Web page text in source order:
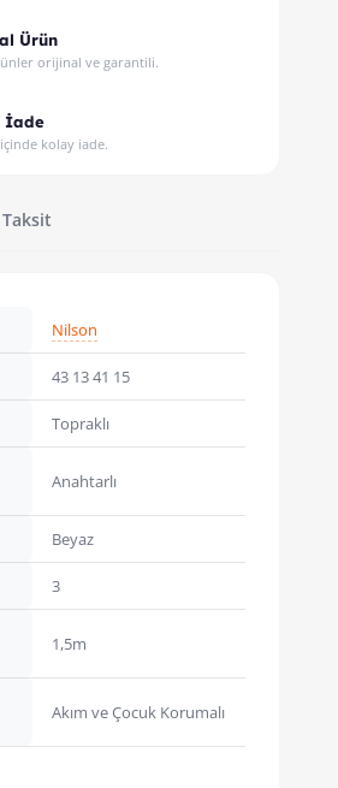
Ürün
orijinal ve garantili.
İade
kolay iade.
Taksit
Nilson
43 13 41 15
Topraklı
Anahtarlı
Beyaz
3
1,5m
Akım ve Çocuk Korumalı